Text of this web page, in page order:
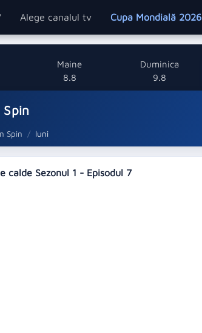
Alege canalul tv Cupa Mondială 2026
Maine
8.8
Duminica
9.8
Spin luni
calde Sezonul 1 - Episodul 7